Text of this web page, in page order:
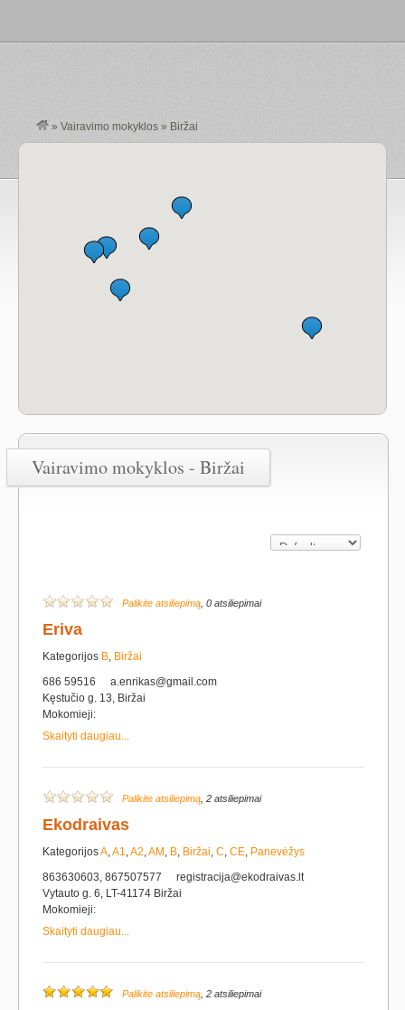
» Vairavimo mokyklos » Biržai
Vairavimo mokyklos - Biržai
Palikite atsiliepimą , 0 atsiliepimai
Eriva
Kategorijos B, Biržai
686 59516
a.enrikas@gmail.com
Kęstučio g. 13, Biržai
Mokomieji:
Skaityti daugiau...
Palikite atsiliepimą , 2 atsiliepimai
Ekodraivas
KategorijosA,A1,A2,AM , B, Biržai, C, CE, Panevėžys
863630603, 867507577
registracija@ekodraivas.lt
Vytauto g. 6, LT-41174 Biržai
Mokomieji:
Skaityti daugiau...
Palikite atsiliepimą , 2 atsiliepimai